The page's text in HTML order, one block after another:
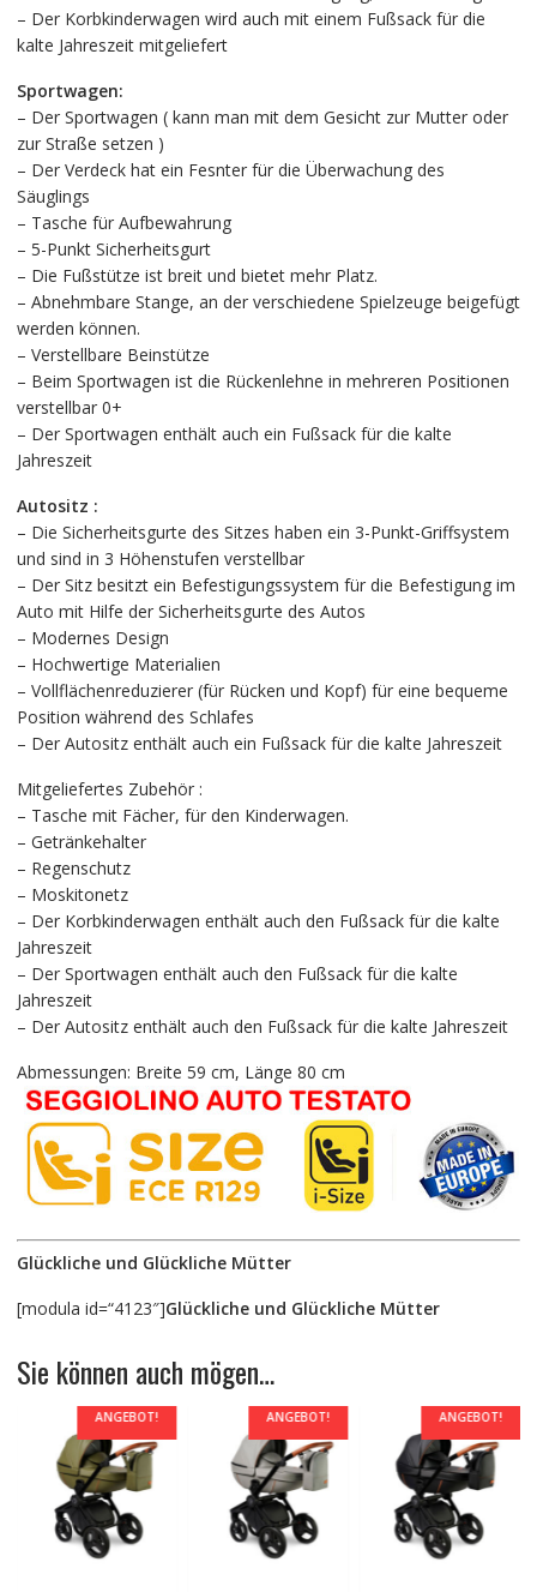
– Der Korbkinderwagen wird auch mit einem Fußsack für die
kalte Jahreszeit mitgeliefert
Sportwagen:
– Der Sportwagen ( kann man mit dem Gesicht zur Mutter oder
zur Straße setzen )
– Der Verdeck hat ein Fesnter für die Überwachung des
Säuglings
– Tasche für Aufbewahrung
– 5-Punkt Sicherheitsgurt
– Die Fußstütze ist breit und bietet mehr Platz.
– Abnehmbare Stange, an der verschiedene Spielzeuge beigefügt
werden können.
– Verstellbare Beinstütze
– Beim Sportwagen ist die Rückenlehne in mehreren Positionen
verstellbar 0+
– Der Sportwagen enthält auch ein Fußsack für die kalte
Jahreszeit
Autositz :
– Die Sicherheitsgurte des Sitzes haben ein 3-Punkt-Griffsystem
und sind in 3 Höhenstufen verstellbar
– Der Sitz besitzt ein Befestigungssystem für die Befestigung im
Auto mit Hilfe der Sicherheitsgurte des Autos
– Modernes Design
– Hochwertige Materialien
– Vollflächenreduzierer (für Rücken und Kopf) für eine bequeme
Position während des Schlafes
– Der Autositz enthält auch ein Fußsack für die kalte Jahreszeit
Mitgeliefertes Zubehör :
– Tasche mit Fächer, für den Kinderwagen.
– Getränkehalter
– Regenschutz
– Moskitonetz
– Der Korbkinderwagen enthält auch den Fußsack für die kalte
Jahreszeit
– Der Sportwagen enthält auch den Fußsack für die kalte
Jahreszeit
– Der Autositz enthält auch den Fußsack für die kalte Jahreszeit
Abmessungen: Breite 59 cm, Länge 80 cm
Glückliche und Glückliche Mütter
[modula id=“4123″]Glückliche und Glückliche Mütter
Sie können auch mögen…
ANGEBOT! ANGEBOT! ANGEBOT!